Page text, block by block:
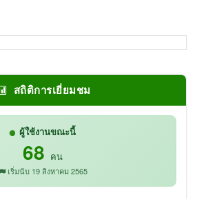
สถิติการเยี่ยมชม
ผู้ใช้งานขณะนี้
68 คน
เริ่มนับ 19 สิงหาคม 2565